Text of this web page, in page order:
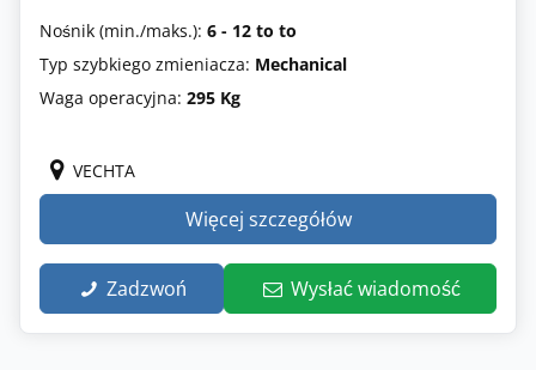
Nośnik (min./maks.): 6 - 12 to to
Typ szybkiego zmieniacza: Mechanical
Waga operacyjna: 295 Kg
VECHTA
Więcej szczegółów
Zadzwoń Wysłać wiadomość